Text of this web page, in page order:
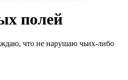
полей
что не нарушаю чьих-либо